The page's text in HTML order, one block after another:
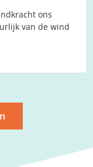
ons
van de wind